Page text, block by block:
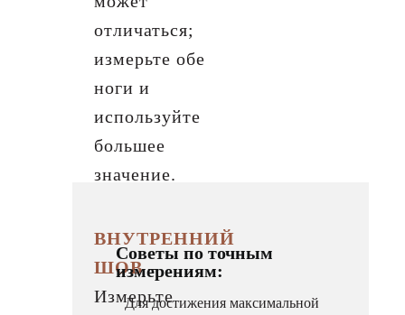
отличаться;
измерьте обе
ноги и
используйте
большее
значение.
ВНУТРЕННИЙ
ШОВ –
Измерьте
Советы по точным
измерениям:
Для достижения максимальной